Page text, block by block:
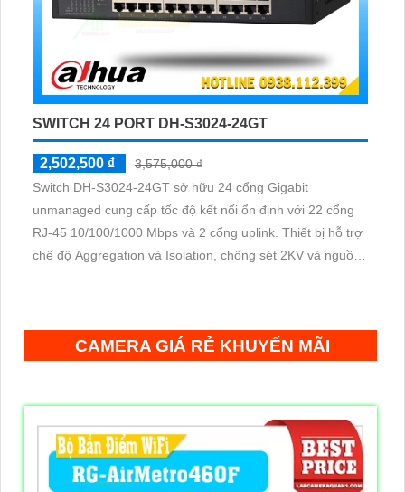
SWITCH 24 PORT DH-S3024-24GT
2,502,500 ₫
3,575,000 ₫
Switch DH-S3024-24GT sở hữu 24 cổng Gigabit
unmanaged cung cấp tốc độ kết nối ổn định với 22 cổng
RJ-45 10/100/1000 Mbps và 2 cổng uplink. Thiết bị hỗ trợ
chế độ Aggregation và Isolation, chống sét 2KV và nguồn
CAMERA GIÁ RẺ KHUYẾN MÃI